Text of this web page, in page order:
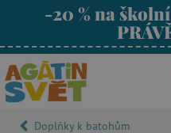
-20 % na
Doplňky k batohům